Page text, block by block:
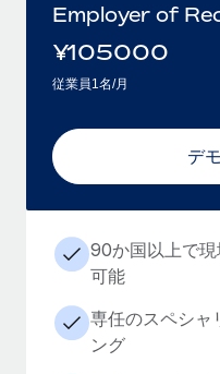
Employer of
¥105000
従業員1名/月
デ
90か国以上で
可能
専任のスペシャ
ング